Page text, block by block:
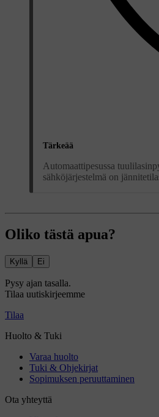
Tärkeää
Automaattipesussa
sähköjärjestelmä on
Oliko tästä apua?
Kyllä Ei